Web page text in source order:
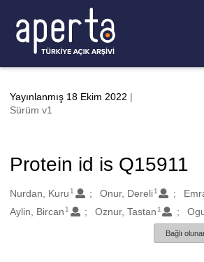
Yayınlanmış 18 Ekim 2022 |
Sürüm v1
Protein id is Q15911
Oluşturanlar
Nurdan, Kuru 1 Onur, Dereli 1
Aylin, Bircan 1 Oznur, Tastan 1
Bağlı